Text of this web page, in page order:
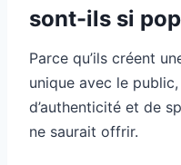
sont-ils si
Parce qu’ils créent
unique avec le
d’authenticité et de
ne saurait offrir.